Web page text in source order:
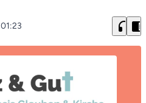
01:23 headphones chrome_reader_mode